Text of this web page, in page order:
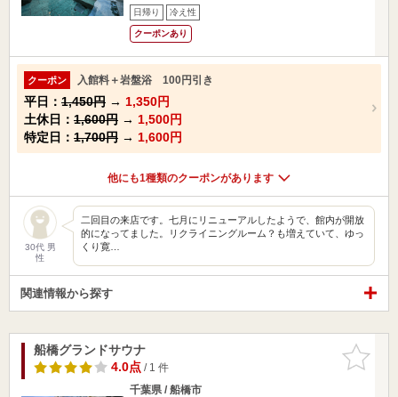
日帰り 冷え性
クーポンあり
クーポン 入館料＋岩盤浴 100円引き
平日： 1,450円 → 1,350円
土休日： 1,600円 → 1,500円
特定日： 1,700円 → 1,600円
他にも1種類のクーポンがあります
30代 男
性
二回目の来店です。七月にリニューアルしたようで、館内が開放
的になってました。リクライニングルーム？も増えていて、ゆっ
くり寛…
関連情報から探す
お気に入
りに追加
船橋グランドサウナ
4.0点/ 1 件
千葉県 / 船橋市